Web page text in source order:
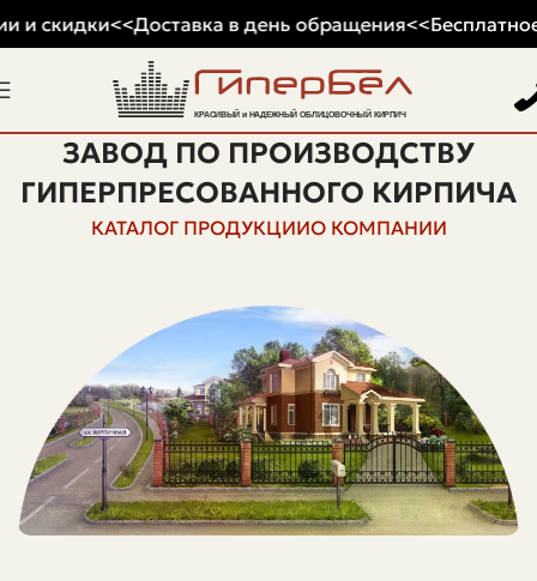
ЗАВОД ПО ПРОИЗВОДСТВУ
ГИПЕРПРЕСОВАННОГО КИРПИЧА
КАТАЛОГ ПРОДУКЦИИО КОМПАНИИ
и скидки<<Доставка в день обращения<<Бесплатное